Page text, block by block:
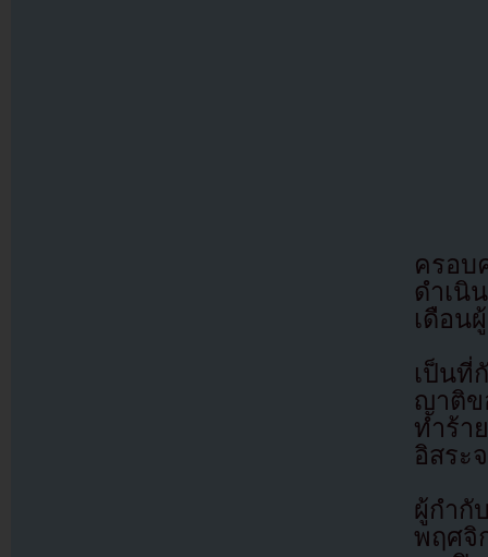
ครอบ
ดำเนิ
เดือน
เป็นที่
ญาติข
ทำร้า
อิสระ
ผู้กำกั
พฤศจิ